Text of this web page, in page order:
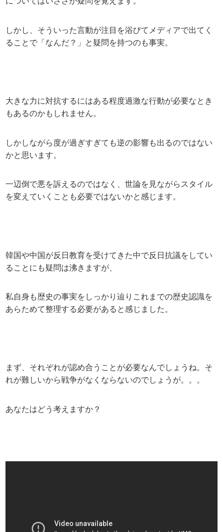
しかし、そういった言動が注目を浴びてメディアで出てく
ることで「なんだ？」と疑問を持つのも事実。
大きな力に対抗するにはある程度過激な行動が必要なとき
もあるのかもしれません。
しかしながら度が過ぎすぎても逆の影響も出るのではない
かと思います。
一辺倒で悪を訴えるのではなく、世論を見ながらスタイル
を変えていくことも必要ではないかと感じます。
韓国や中国が反日教育を受けてきた中で反日抗議をしてい
ることにも疑問は沸きますが、
私自身も歴史の事実をしっかり辿りこれまでの歴史認識を
あらためて整理する必要があると感じました。
まず、それぞれが認め合うことが必要なんでしょうね。そ
れが難しいから戦争がなくならないのでしょうが。。。
あなたはどう考えますか？